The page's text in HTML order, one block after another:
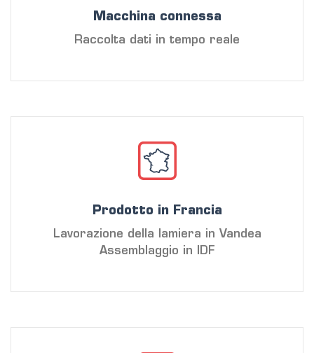
Macchina connessa
Raccolta dati in tempo reale
Prodotto in Francia
Lavorazione della lamiera in Vandea
Assemblaggio in IDF